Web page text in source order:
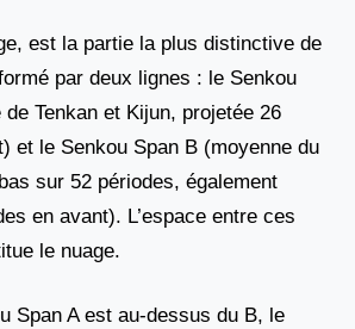
est la partie la plus distinctive de
par deux lignes : le Senkou
de Tenkan et Kijun, projetée 26
et le Senkou Span B (moyenne du
sur 52 périodes, également
en avant). L’espace entre ces
le nuage.
Span A est au-dessus du B, le